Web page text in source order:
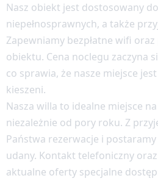
Nasz obiekt jest dostosowany
niepełnosprawnych, a także
Zapewniamy bezpłatne wifi
obiektu. Cena noclegu zaczyna
co sprawia, że nasze miejsce
kieszeni.
Nasza willa to idealne miejsce
niezależnie od pory roku. Z
Państwa rezerwacje i postaramy
udany. Kontakt telefoniczny
aktualne oferty specjalne